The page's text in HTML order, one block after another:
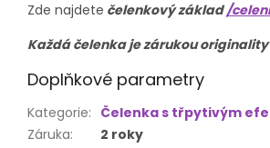
Zde najdete čelenkový základ/
Každá čelenka je zárukou
Doplňkové parametry
Kategorie: Čelenka s třpytivým
Záruka: 2 roky